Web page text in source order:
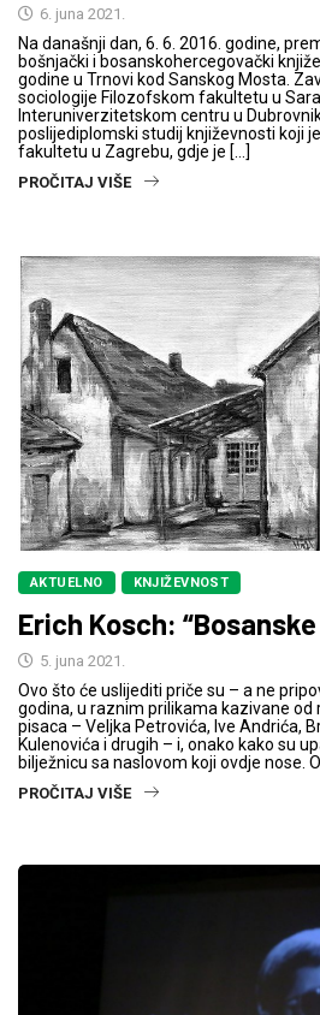
6. juna 2021.
Na današnji dan, 6. 6. 2016. godine,
bošnjački i bosanskohercegovački
godine u Trnovi kod Sanskog Mosta.
sociologije Filozofskom fakultetu u
Interuniverzitetskom centru u
poslijediplomski studij književnosti koji
fakultetu u Zagrebu, gdje je […]
PROČITAJ VIŠE
AKTUELNO KNJIŽEVNOST
Erich Kosch:
5. juna 2021.
Ovo što će uslijediti priče su – a ne
godina, u raznim prilikama kazivane od
pisaca – Veljka Petrovića, Ive Andrića,
Kulenovića i drugih – i, onako kako su
bilježnicu sa naslovom koji ovdje nose.
PROČITAJ VIŠE